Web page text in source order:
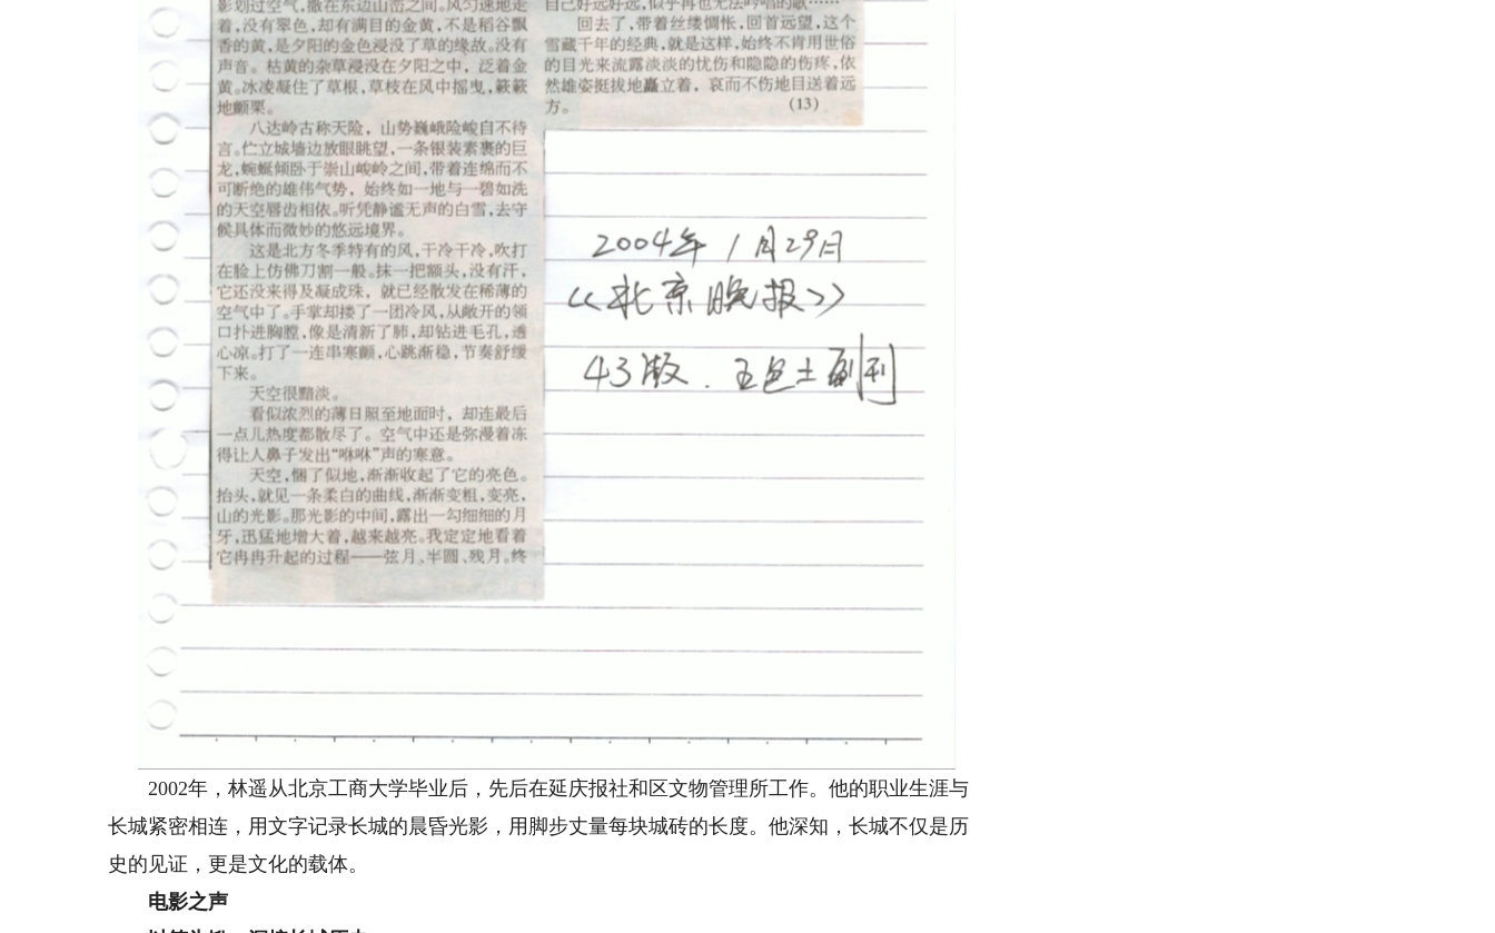
2002年，林遥从北京工商大学毕业后，先后在延庆报社和区文物管理所工作。他的职业生涯与
长城紧密相连，用文字记录长城的晨昏光影，用脚步丈量每块城砖的长度。他深知，长城不仅是历
史的见证，更是文化的载体。
电影之声